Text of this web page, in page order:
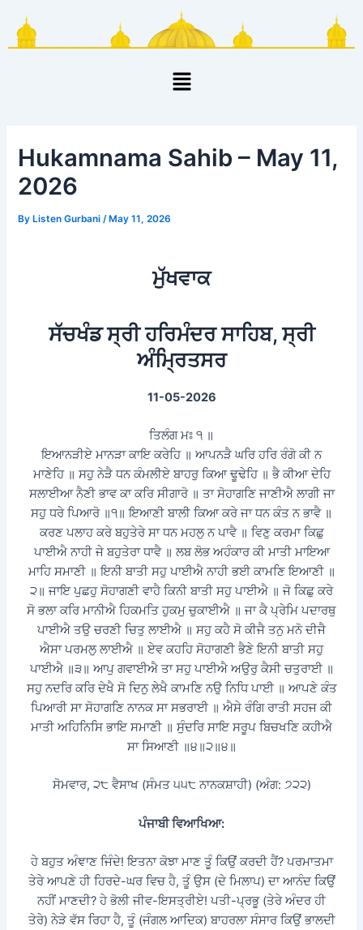
content
Menu
Hukamnama Sahib – May 11,
2026
By Listen Gurbani/ May 11, 2026
ਮੁੱਖਵਾਕ
ਸੱਚਖੰਡ ਸ੍ਰੀ ਹਰਿਮੰਦਰ ਸਾਹਿਬ, ਸ੍ਰੀ
ਅੰਮ੍ਰਿਤਸਰ
11-05-2026
ਤਿਲੰਗ ਮਃ ੧ ॥
ਇਆਨੜੀਏ ਮਾਨੜਾ ਕਾਇ ਕਰੇਹਿ ॥ ਆਪਨੜੈ ਘਰਿ ਹਰਿ ਰੰਗੋ ਕੀ ਨ
ਮਾਣੇਹਿ ॥ ਸਹੁ ਨੇੜੈ ਧਨ ਕੰਮਲੀਏ ਬਾਹਰੁ ਕਿਆ ਢੂਢੇਹਿ ॥ ਭੈ ਕੀਆ ਦੇਹਿ
ਸਲਾਈਆ ਨੈਣੀ ਭਾਵ ਕਾ ਕਰਿ ਸੀਗਾਰੋ ॥ ਤਾ ਸੋਹਾਗਣਿ ਜਾਣੀਐ ਲਾਗੀ ਜਾ
ਸਹੁ ਧਰੇ ਪਿਆਰੋ ॥੧॥ ਇਆਣੀ ਬਾਲੀ ਕਿਆ ਕਰੇ ਜਾ ਧਨ ਕੰਤ ਨ ਭਾਵੈ ॥
ਕਰਣ ਪਲਾਹ ਕਰੇ ਬਹੁਤੇਰੇ ਸਾ ਧਨ ਮਹਲੁ ਨ ਪਾਵੈ ॥ ਵਿਣੁ ਕਰਮਾ ਕਿਛੁ
ਪਾਈਐ ਨਾਹੀ ਜੇ ਬਹੁਤੇਰਾ ਧਾਵੈ ॥ ਲਬ ਲੋਭ ਅਹੰਕਾਰ ਕੀ ਮਾਤੀ ਮਾਇਆ
ਮਾਹਿ ਸਮਾਣੀ ॥ ਇਨੀ ਬਾਤੀ ਸਹੁ ਪਾਈਐ ਨਾਹੀ ਭਈ ਕਾਮਣਿ ਇਆਣੀ ॥
੨॥ ਜਾਇ ਪੁਛਹੁ ਸੋਹਾਗਣੀ ਵਾਹੈ ਕਿਨੀ ਬਾਤੀ ਸਹੁ ਪਾਈਐ ॥ ਜੋ ਕਿਛੁ ਕਰੇ
ਸੋ ਭਲਾ ਕਰਿ ਮਾਨੀਐ ਹਿਕਮਤਿ ਹੁਕਮੁ ਚੁਕਾਈਐ ॥ ਜਾ ਕੈ ਪ੍ਰੇਮਿ ਪਦਾਰਥੁ
ਪਾਈਐ ਤਉ ਚਰਣੀ ਚਿਤੁ ਲਾਈਐ ॥ ਸਹੁ ਕਹੈ ਸੋ ਕੀਜੈ ਤਨੁ ਮਨੋ ਦੀਜੈ
ਐਸਾ ਪਰਮਲੁ ਲਾਈਐ ॥ ਏਵ ਕਹਹਿ ਸੋਹਾਗਣੀ ਭੈਣੇ ਇਨੀ ਬਾਤੀ ਸਹੁ
ਪਾਈਐ ॥੩॥ ਆਪੁ ਗਵਾਈਐ ਤਾ ਸਹੁ ਪਾਈਐ ਅਉਰੁ ਕੈਸੀ ਚਤੁਰਾਈ ॥
ਸਹੁ ਨਦਰਿ ਕਰਿ ਦੇਖੈ ਸੋ ਦਿਨੁ ਲੇਖੈ ਕਾਮਣਿ ਨਉ ਨਿਧਿ ਪਾਈ ॥ ਆਪਣੇ ਕੰਤ
ਪਿਆਰੀ ਸਾ ਸੋਹਾਗਣਿ ਨਾਨਕ ਸਾ ਸਭਰਾਈ ॥ ਐਸੇ ਰੰਗਿ ਰਾਤੀ ਸਹਜ ਕੀ
ਮਾਤੀ ਅਹਿਨਿਸਿ ਭਾਇ ਸਮਾਣੀ ॥ ਸੁੰਦਰਿ ਸਾਇ ਸਰੂਪ ਬਿਚਖਣਿ ਕਹੀਐ
ਸਾ ਸਿਆਣੀ ॥੪॥੨॥੪॥
ਸੋਮਵਾਰ, ੨੮ ਵੈਸਾਖ (ਸੰਮਤ ੫੫੮ ਨਾਨਕਸ਼ਾਹੀ) (ਅੰਗ: ੭੨੨)
ਪੰਜਾਬੀ ਵਿਆਖਿਆ:
ਹੇ ਬਹੁਤ ਅੰਞਾਣ ਜਿੰਦੇ! ਇਤਨਾ ਕੋਝਾ ਮਾਣ ਤੂੰ ਕਿਉਂ ਕਰਦੀ ਹੈਂ? ਪਰਮਾਤਮਾ
ਤੇਰੇ ਆਪਣੇ ਹੀ ਹਿਰਦੇ-ਘਰ ਵਿਚ ਹੈ, ਤੂੰ ਉਸ (ਦੇ ਮਿਲਾਪ) ਦਾ ਆਨੰਦ ਕਿਉਂ
ਨਹੀਂ ਮਾਣਦੀ? ਹੇ ਭੋਲੀ ਜੀਵ-ਇਸਤ੍ਰੀਏ! ਪਤੀ-ਪ੍ਰਭੂ (ਤੇਰੇ ਅੰਦਰ ਹੀ
ਤੇਰੇ) ਨੇੜੇ ਵੱਸ ਰਿਹਾ ਹੈ, ਤੂੰ (ਜੰਗਲ ਆਦਿਕ) ਬਾਹਰਲਾ ਸੰਸਾਰ ਕਿਉਂ ਭਾਲਦੀ
navigation